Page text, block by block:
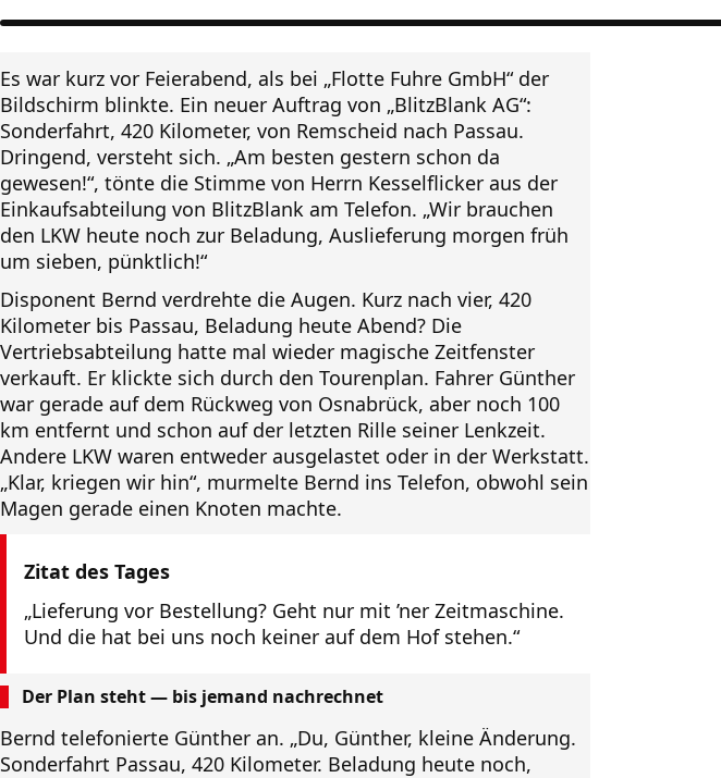
Es war kurz vor Feierabend, als bei „Flotte Fuhre GmbH“ der
Bildschirm blinkte. Ein neuer Auftrag von „BlitzBlank AG“:
Sonderfahrt, 420 Kilometer, von Remscheid nach Passau.
Dringend, versteht sich. „Am besten gestern schon da
gewesen!“, tönte die Stimme von Herrn Kesselflicker aus der
Einkaufsabteilung von BlitzBlank am Telefon. „Wir brauchen
den LKW heute noch zur Beladung, Auslieferung morgen früh
um sieben, pünktlich!“
Disponent Bernd verdrehte die Augen. Kurz nach vier, 420
Kilometer bis Passau, Beladung heute Abend? Die
Vertriebsabteilung hatte mal wieder magische Zeitfenster
verkauft. Er klickte sich durch den Tourenplan. Fahrer Günther
war gerade auf dem Rückweg von Osnabrück, aber noch 100
km entfernt und schon auf der letzten Rille seiner Lenkzeit.
Andere LKW waren entweder ausgelastet oder in der Werkstatt.
„Klar, kriegen wir hin“, murmelte Bernd ins Telefon, obwohl sein
Magen gerade einen Knoten machte.
Zitat des Tages
„Lieferung vor Bestellung? Geht nur mit ’ner Zeitmaschine.
Und die hat bei uns noch keiner auf dem Hof stehen.“
Der Plan steht — bis jemand nachrechnet
Bernd telefonierte Günther an. „Du, Günther, kleine Änderung.
Sonderfahrt Passau, 420 Kilometer. Beladung heute noch,